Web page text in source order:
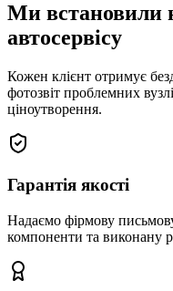
Ми встановили
автосервісу
Кожен клієнт отримує
фотозвіт проблемних
ціноутворення.
Гарантія якості
Надаємо фірмову
компоненти та виконану